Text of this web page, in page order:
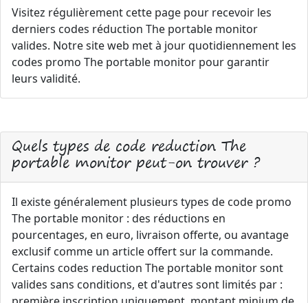
Visitez régulièrement cette page pour recevoir les
derniers codes réduction The portable monitor
valides. Notre site web met à jour quotidiennement les
codes promo The portable monitor pour garantir
leurs validité.
Quels types de code reduction The
portable monitor peut-on trouver ?
Il existe généralement plusieurs types de code promo
The portable monitor : des réductions en
pourcentages, en euro, livraison offerte, ou avantage
exclusif comme un article offert sur la commande.
Certains codes reduction The portable monitor sont
valides sans conditions, et d'autres sont limités par :